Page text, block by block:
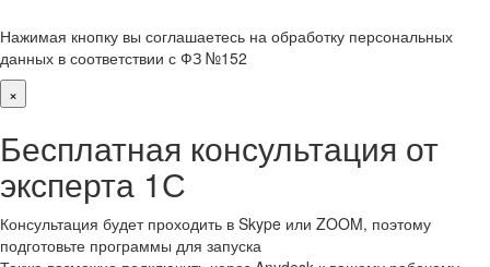
Нажимая кнопку вы соглашаетесь на обработку персональных
данных в соответствии с ФЗ №152
×
Бесплатная консультация от
эксперта 1С
Консультация будет проходить в Skype или ZOOM, поэтому
подготовьте программы для запуска